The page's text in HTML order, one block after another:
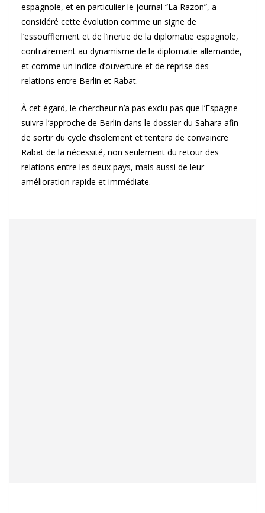
espagnole, et en particulier le journal “La Razon”, a
considéré cette évolution comme un signe de
l’essoufflement et de l’inertie de la diplomatie espagnole,
contrairement au dynamisme de la diplomatie allemande,
et comme un indice d’ouverture et de reprise des
relations entre Berlin et Rabat.
À cet égard, le chercheur n’a pas exclu pas que l’Espagne
suivra l’approche de Berlin dans le dossier du Sahara afin
de sortir du cycle d’isolement et tentera de convaincre
Rabat de la nécessité, non seulement du retour des
relations entre les deux pays, mais aussi de leur
amélioration rapide et immédiate.